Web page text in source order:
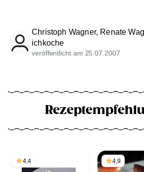
Christoph Wagner, Renate
ichkoche
veröffentlicht am 25.07.2007
4,4 4,9